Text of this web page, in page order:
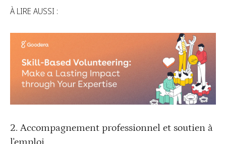
À LIRE AUSSI :
2. Accompagnement professionnel et soutien à